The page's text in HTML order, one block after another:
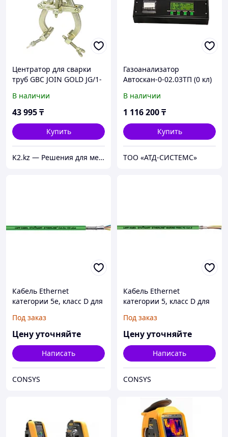
Центратор для сварки
труб GBC JOIN GOLD JG/1-
В наличии
43 995₸
Купить
K2.kz — Решения для металлообработки
Газоанализатор
Автоскан-0-02.03ТП (0 кл)
В наличии
1 116 200₸
Купить
ТОО «АТД-СИСТЕМС»
Кабель Ethernet
категории 5e, класс D для
ETHERLINE® Cat.5e 105
plus
Под заказ
Цену уточняйте
Написать
CONSYS
Кабель Ethernet
категории 5, класс D для
использования.
ETHERLINE® TORSION
Cat. 5
Под заказ
Цену уточняйте
Написать
CONSYS